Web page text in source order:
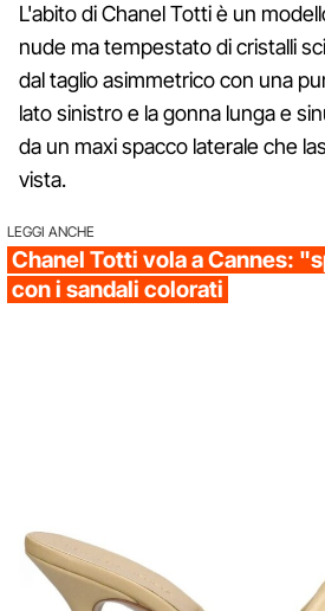
L'abito di Chanel Totti è un
nude ma tempestato di cristalli
dal taglio asimmetrico con una
lato sinistro e la gonna lunga e
da un maxi spacco laterale che
vista.
LEGGI ANCHE
Chanel Totti vola a Cannes:
con i sandali colorati